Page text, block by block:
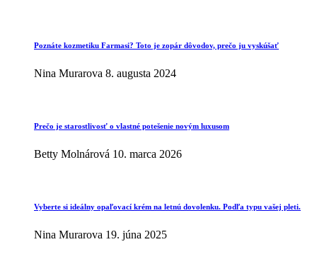
Poznáte kozmetiku Farmasi? Toto je zopár dôvodov, prečo ju vyskúšať
Nina Murarova 8. augusta 2024
Prečo je starostlivosť o vlastné potešenie novým luxusom
Betty Molnárová 10. marca 2026
Vyberte si ideálny opaľovací krém na letnú dovolenku. Podľa typu vašej pleti.
Nina Murarova 19. júna 2025